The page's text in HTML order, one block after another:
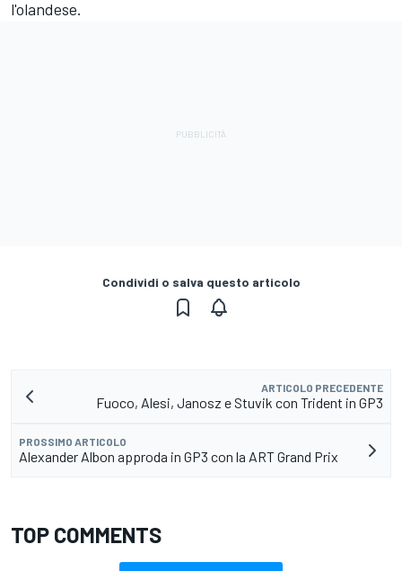
l'olandese.
Condividi o salva questo articolo
ARTICOLO PRECEDENTE
Fuoco, Alesi, Janosz e Stuvik con Trident in GP3
PROSSIMO ARTICOLO
Alexander Albon approda in GP3 con la ART Grand Prix
TOP COMMENTS